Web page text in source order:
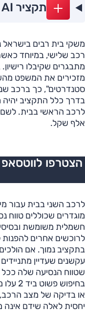
תקציר AI
משקי בית רבים בישראל
רכב שלישי, במיוחד
מתבגרים שקיבלו
מזכירים את המשפט
סטנדרטים", כך ברכב
בדרך כלל התקציב יהיה
אלף שקל.
הצטרפו לווטסאפ
לרכב השני בבית עבור
מוגדרים שכוללים טווח
חשמלית משומשת
לרוכשים אחרים להפנות
בתקציב נמוך. אם
עקשנים שעדיין
שטווח הנסיעה שלה ככל
או בדיקה של מצב
יחסית לאלה שידם אינה